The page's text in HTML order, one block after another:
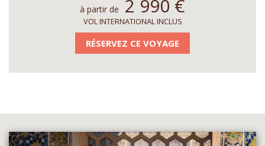
à partir de 2 990 €
VOL INTERNATIONAL INCLUS
RÉSERVEZ CE VOYAGE